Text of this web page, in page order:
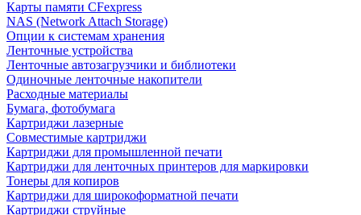
Карты памяти CFexpress
NAS (Network Attach Storage)
Опции к системам хранения
Ленточные устройства
Ленточные автозагрузчики и библиотеки
Одиночные ленточные накопители
Расходные материалы
Бумага, фотобумага
Картриджи лазерные
Совместимые картриджи
Картриджи для промышленной печати
Картриджи для ленточных принтеров для маркировки
Тонеры для копиров
Картриджи для широкоформатной печати
Картриджи струйные